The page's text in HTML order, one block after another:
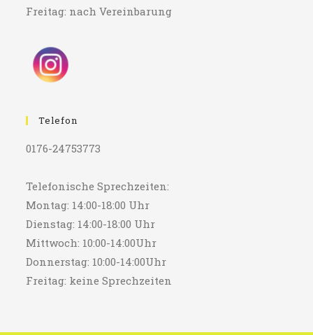
Freitag: nach Vereinbarung
Telefon
0176-24753773
Telefonische Sprechzeiten:
Montag: 14:00-18:00 Uhr
Dienstag: 14:00-18:00 Uhr
Mittwoch: 10:00-14:00Uhr
Donnerstag: 10:00-14:00Uhr
Freitag: keine Sprechzeiten